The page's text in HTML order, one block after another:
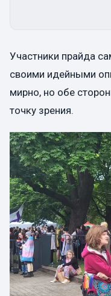
Участники прайда
своими идейными
мирно, но обе
точку зрения.